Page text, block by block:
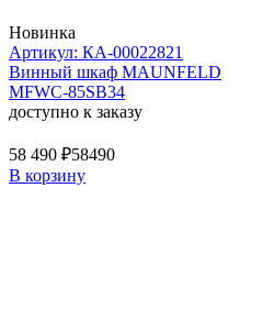
Новинка
Артикул: КА-00022821
Винный шкаф MAUNFELD
MFWC-85SB34
доступно к заказу
58 490 ₽58490
В корзину